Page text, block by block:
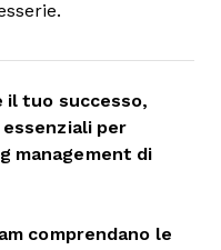
il tuo successo,
per
management di
comprendano le